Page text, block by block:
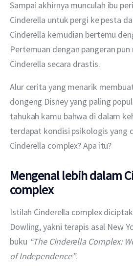
Sampai akhirnya munculah ibu
Cinderella untuk pergi ke pesta
Cinderella kemudian bertemu
Pertemuan dengan pangeran
Cinderella secara drastis.
Alur cerita yang menarik
dongeng Disney yang paling
tahukah kamu bahwa di dalam
terdapat kondisi psikologis yang
Cinderella complex? Apa itu?
Mengenal lebih dalam
complex
Istilah Cinderella complex
Dowling, yakni terapis asal New
buku “The Cinderella Complex:
of Independence”.